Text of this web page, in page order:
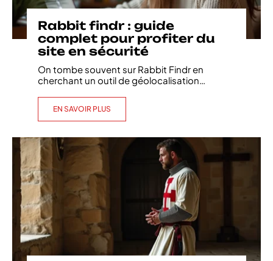
Rabbit findr : guide
complet pour profiter du
site en sécurité
On tombe souvent sur Rabbit Findr en
cherchant un outil de géolocalisation
EN SAVOIR PLUS